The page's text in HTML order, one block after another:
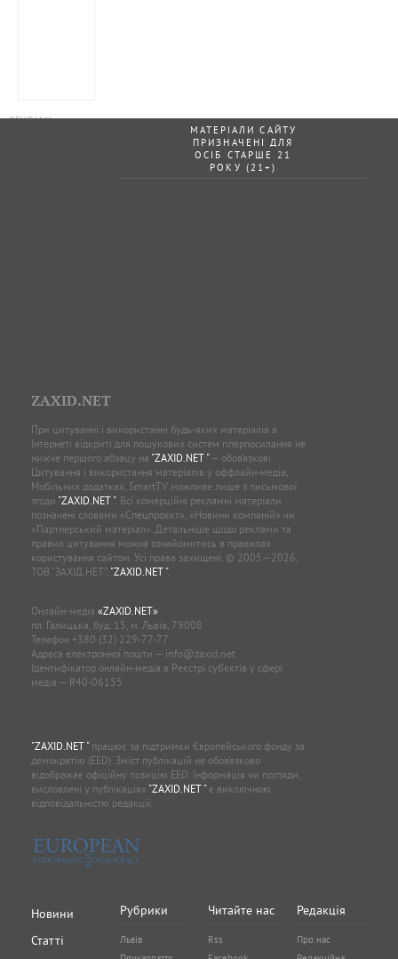
МАТЕРІАЛИ САЙТУ
ПРИЗНАЧЕНІ ДЛЯ
ОСІБ СТАРШЕ 21
РОКУ (21+)
ZAXID.NET
При цитуванні і використанні будь-яких матеріалів в
Інтернеті відкриті для пошукових систем гіперпосилання не
нижче першого абзацу на "ZAXID.NET "— обов’язкові.
Цитування і використання матеріалів у оффлайн-медіа,
Мобільних додатках, SmartTV можливе лише з письмової
згоди "ZAXID.NET ". Всі комерційні рекламні матеріали
позначені словами «Спецпроєкт», «Новини компаній» чи
«Партнерський матеріал». Детальніше щодо реклами та
правил цитування можна ознайомитись в правилах
користування сайтом. Усі права захищені. © 2005—2026,
ТОВ “ЗАХІД.НЕТ”, "ZAXID.NET ".
Онлайн-медіа «ZAXID.NET»
пл. Галицька, буд. 15, м. Львів, 79008
Телефон +380 (32) 229-77-77
Адреса електронної пошти — info@zaxid.net
Ідентифікатор онлайн-медіа в Реєстрі суб'єктів у сфері
медіа — R40-06155
"ZAXID.NET "працює за підтримки Європейського фонду за
демократію (EED). Зміст публікацій не обов’язково
відображає офіційну позицію EED. Інформація чи погляди,
висловлені у публікаціях "ZAXID.NET "є виключною
відповідальністю редакції.
Новини
Статті
Рубрики
Львів
Читайте нас
Rss
Редакція
Про нас